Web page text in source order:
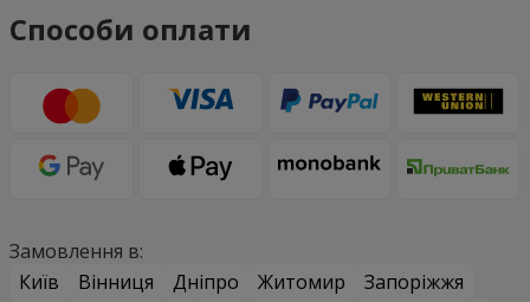
Способи оплати
Замовлення в:
Київ
Вінниця Дніпро Житомир
Запоріжжя